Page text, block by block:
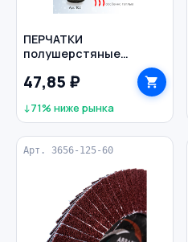
ПЕРЧАТКИ
полушерстяные
47,85 ₽
↓71% ниже рынка
Арт. 3656-125-60